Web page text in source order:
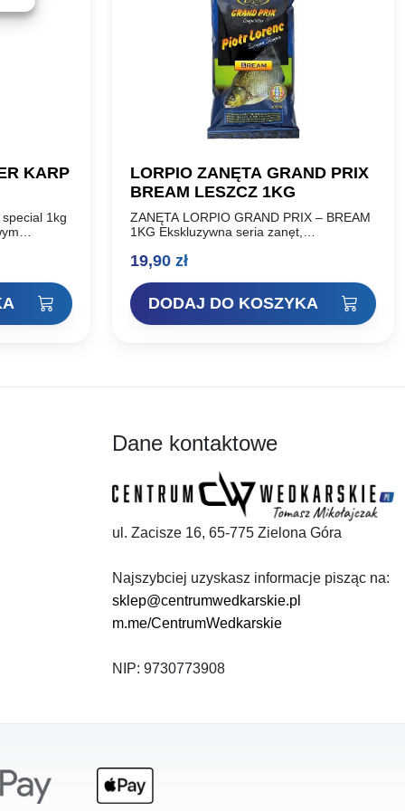
KARP
1kg
LORPIO ZANĘTA GRAND PRIX
BREAM LESZCZ 1KG
ZANĘTA LORPIO GRAND PRIX – BREAM
1KG Ekskluzywna seria zanęt,
wyselekcjonowanych składników, według
indywidualnego Wicemistrza Świata…
19,90 zł
DODAJ DO KOSZYKA
Dane kontaktowe
ul. Zacisze 16, 65-775 Zielona Góra
Najszybciej uzyskasz informacje pisząc na:
sklep@centrumwedkarskie.pl
m.me/CentrumWedkarskie
NIP: 9730773908